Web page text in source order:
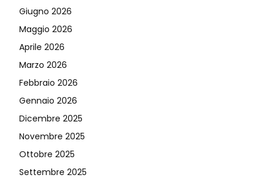
Giugno 2026
Maggio 2026
Aprile 2026
Marzo 2026
Febbraio 2026
Gennaio 2026
Dicembre 2025
Novembre 2025
Ottobre 2025
Settembre 2025